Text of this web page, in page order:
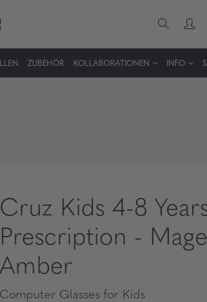
ZUBEHÖR KOLLABORATIONEN INFO
Cruz Kids 4-8
Prescription -
Amber
Computer Glasses for Kids